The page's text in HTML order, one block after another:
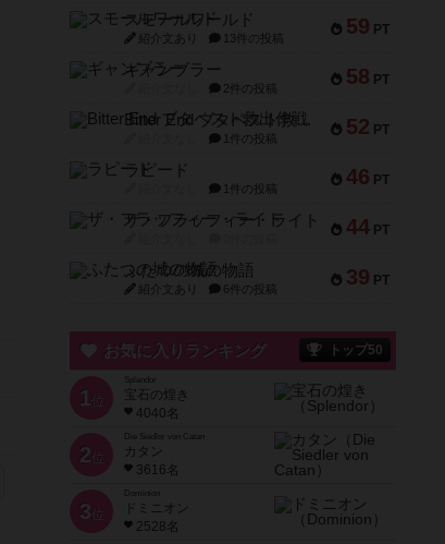
59 PT
スモールワールド
紹介文あり 13件の投稿
58 PT
ギャンブラー
2件の投稿
52 PT
Bitter End ブタペスト救出作戦
1件の投稿
46 PT
ラピード
1件の投稿
44 PT
ザ・フラッフィー・ライト
39 PT
ふたつの城の物語
紹介文あり 6件の投稿
お気に入りランキング トップ50
1 位
宝石の煌き
4040名
2 位
Die Siedler von Catan
カタン
3616名
3 位
ドミニオン
2528名